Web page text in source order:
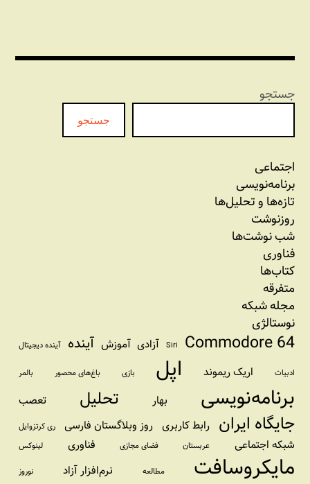
جستجو
جستجو
اجتماعی
برنامه‏‌نویسی
تازه‌‌ها و تحلیل‌ها
روزنوشت
شب نوشت‌ها
فناوری
کتاب‌ها
متفرقه
مجله شبکه
نوستالژی
Commodore 64
Siri آزادی آموزش آینده آینده دیجیتال
ادبیات اریک ریموند اپل بازی باغ‌های محصور بالمر
برنامه‌نویسی بهار تحلیل تعصب
جایگاه ایران رابط کاربری روز وبلاگستان فارسی ری کرتزوایل
شبکه اجتماعی عربستان فضای مجازی فناوری لینوکس
مایکروسافت مطالعه نرم‌افزار آزاد نوروز